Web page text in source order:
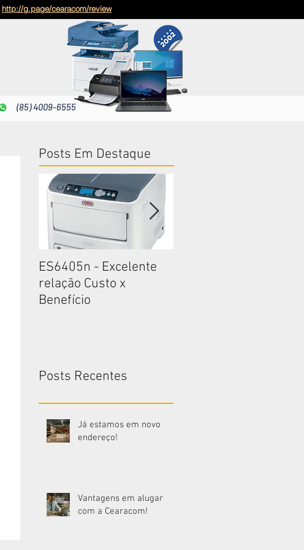
http://g.page/cearacom/review
(85) 4009-6555
Posts Em Destaque
ES6405n - Excelente
relação Custo x
Benefício
Posts Recentes
Já estamos em novo
endereço!
Vantagens em alugar
com a Cearacom!